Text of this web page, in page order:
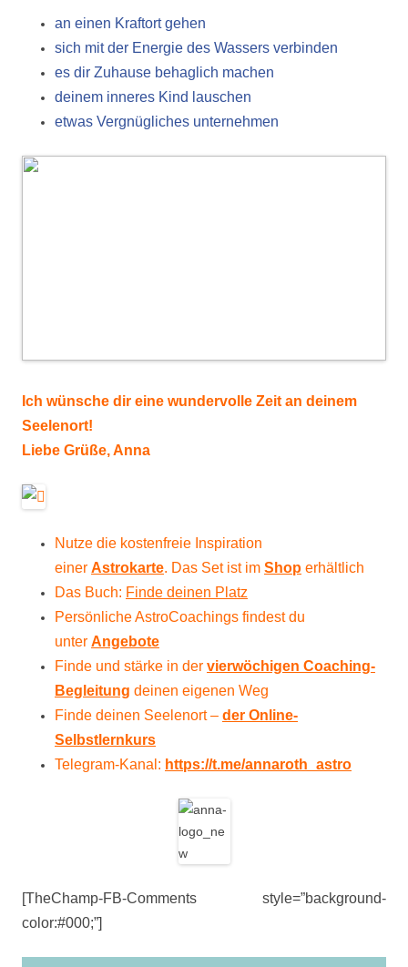
an einen Kraftort gehen
sich mit der Energie des Wassers verbinden
es dir Zuhause behaglich machen
deinem inneres Kind lauschen
etwas Vergnügliches unternehmen
Ich wünsche dir eine wundervolle Zeit an deinem
Seelenort!
Liebe Grüße, Anna
Nutze die kostenfreie Inspiration
einer Astrokarte. Das Set ist im Shop erhältlich
Das Buch: Finde deinen Platz
Persönliche AstroCoachings findest du
unter Angebote
Finde und stärke in der vierwöchigen Coaching-
Begleitung deinen eigenen Weg
Finde deinen Seelenort – der Online-
Selbstlernkurs
Telegram-Kanal: https://t.me/annaroth_astro
[TheChamp-FB-Comments style=”background-
color:#000;”]